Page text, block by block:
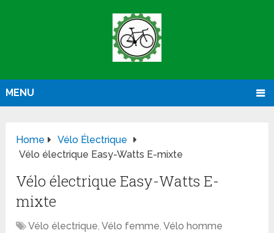
MENU
Home
Vélo Électrique
Vélo électrique Easy-Watts E-mixte
Vélo électrique Easy-Watts E-
mixte
Vélo électrique,Vélo femme,Vélo homme